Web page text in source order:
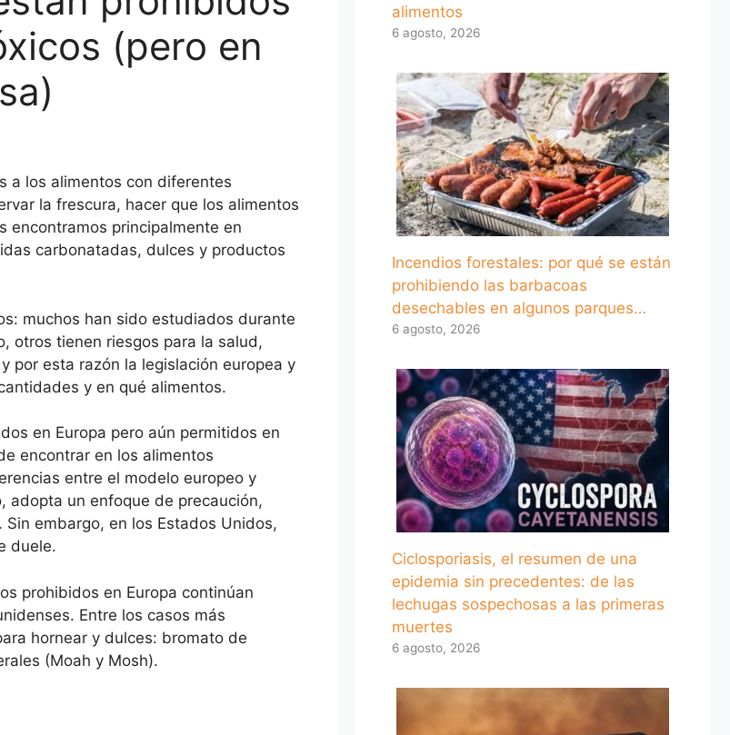
(pero en
a los alimentos con diferentes
la frescura, hacer que los alimentos
encontramos principalmente en
carbonatadas, dulces y productos
muchos han sido estudiados durante
otros tienen riesgos para la salud,
por esta razón la legislación europea y
y en qué alimentos.
en Europa pero aún permitidos en
encontrar en los alimentos
entre el modelo europeo y
adopta un enfoque de precaución,
embargo, en los Estados Unidos,
duele.
prohibidos en Europa continúan
Entre los casos más
hornear y dulces: bromato de
(Moah y Mosh).
alimentos
6 agosto, 2026
Incendios forestales: por qué se están
prohibiendo las barbacoas
desechables en algunos parques…
6 agosto, 2026
Ciclosporiasis, el resumen de una
epidemia sin precedentes: de las
lechugas sospechosas a las primeras
muertes
6 agosto, 2026